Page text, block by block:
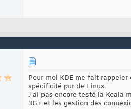
Pour moi KDE me fait
spécificité pur de Linux.
J'ai pas encore testé la Koala
3G+ et les gestion des